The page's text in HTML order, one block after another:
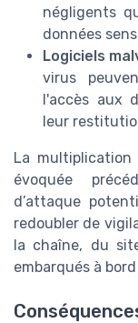
négligents
données
Logiciels
virus
l'accès aux
leur
La
évoquée
d’attaque
redoubler de
la chaîne, du
embarqués à